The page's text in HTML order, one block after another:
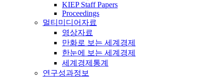
KIEP Staff Papers
Proceedings
멀티미디어자료
영상자료
만화로 보는 세계경제
한눈에 보는 세계경제
세계경제통계
연구성과정보